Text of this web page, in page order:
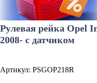
Рулевая рейка Opel
2008- с датчиком
Артикул: PSGOP218R